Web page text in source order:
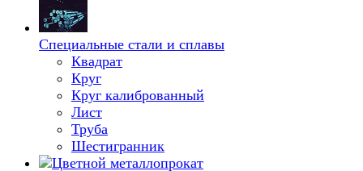
Специальные стали и сплавы
Квадрат
Круг
Круг калиброванный
Лист
Труба
Шестигранник